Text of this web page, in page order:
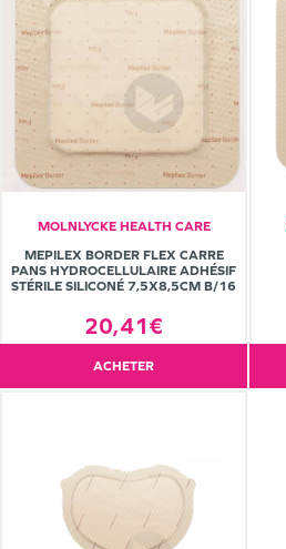
MOLNLYCKE HEALTH CARE
MEPILEX BORDER FLEX CARRE
PANS HYDROCELLULAIRE ADHÉSIF
STÉRILE SILICONÉ 7,5X8,5CM B/16
20,41€
ACHETER